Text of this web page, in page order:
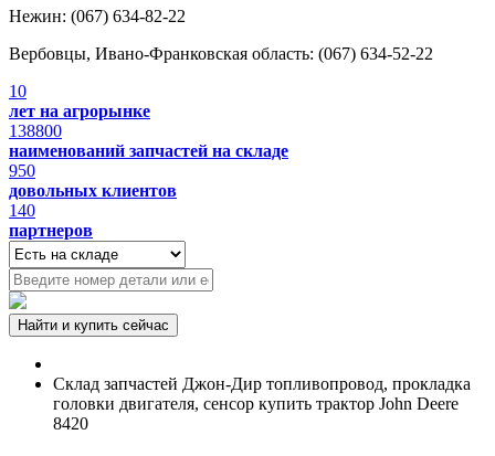
Нежин: (067) 634-82-22
Вербовцы, Ивано-Франковская область: (067) 634-52-22
10
лет на агрорынке
138800
наименований запчастей на складе
950
довольных клиентов
140
партнеров
Склад запчастей Джон-Дир топливопровод, прокладка
головки двигателя, сенсор купить трактор John Deere
8420